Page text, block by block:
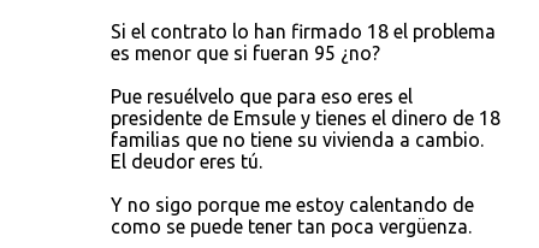
Si el contrato lo han firmado 18 el problema
es menor que si fueran 95 ¿no?
Pue resuélvelo que para eso eres el
presidente de Emsule y tienes el dinero de 18
familias que no tiene su vivienda a cambio.
El deudor eres tú.
Y no sigo porque me estoy calentando de
como se puede tener tan poca vergüenza.